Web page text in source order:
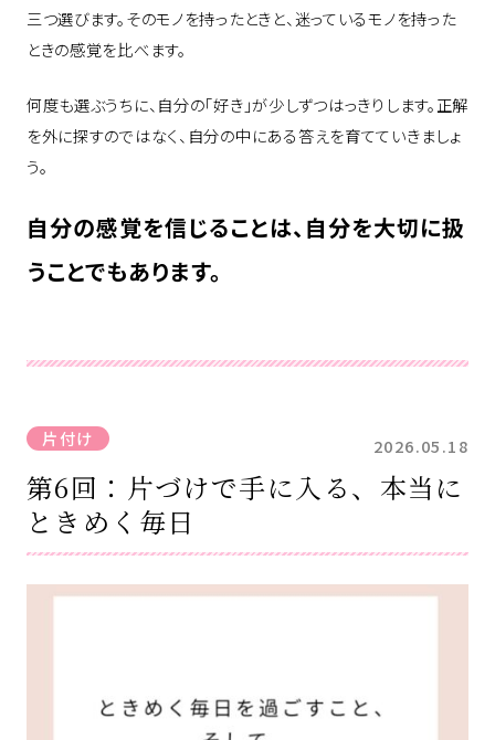
三つ選びます。そのモノを持ったときと、迷っているモノを持った
ときの感覚を比べます。
何度も選ぶうちに、自分の「好き」が少しずつはっきりします。正解
を外に探すのではなく、自分の中にある答えを育てていきましょ
う。
自分の感覚を信じることは、自分を大切に扱
うことでもあります。
片付け 2026.05.18
第6回：片づけで手に入る、本当に
ときめく毎日